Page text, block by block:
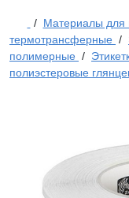
/ Материалы для
термотрансферные /
полимерные /
полиэстеровые